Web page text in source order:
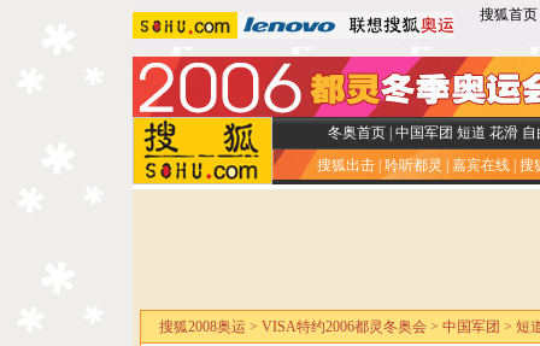
搜狐首页
冬奥首页| 中国军团 短道 花滑 自
搜狐出击 聆听都灵 嘉宾在线 搜
搜狐2008奥运 > VISA特约2006都灵冬奥会> 中国军团 > 短